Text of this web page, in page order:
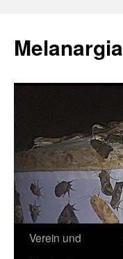
springen
Verein und